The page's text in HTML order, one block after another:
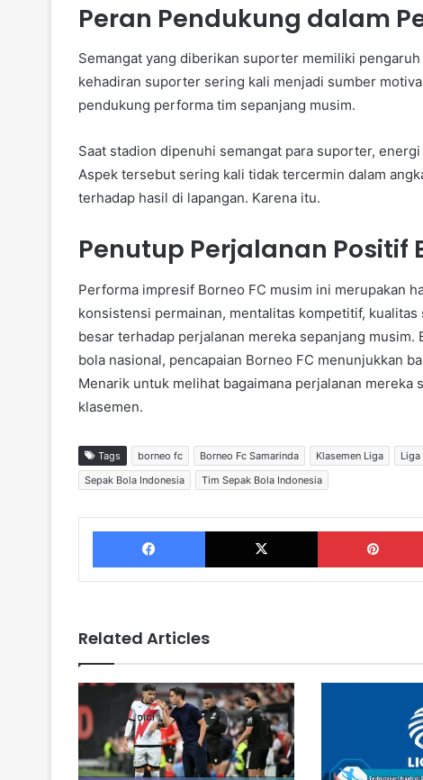
Peran Pendukung dalam
Semangat yang diberikan suporter memiliki
kehadiran suporter sering kali menjadi sumber
pendukung performa tim sepanjang musim.
Saat stadion dipenuhi semangat para suporter,
Aspek tersebut sering kali tidak tercermin dalam
terhadap hasil di lapangan. Karena itu.
Penutup Perjalanan Positif
Performa impresif Borneo FC musim ini merupakan
konsistensi permainan, mentalitas kompetitif,
besar terhadap perjalanan mereka sepanjang
bola nasional, pencapaian Borneo FC menunjukkan
Menarik untuk melihat bagaimana perjalanan
klasemen.
Tags borneo fc Borneo Fc Samarinda Klasemen Liga Liga
Sepak Bola Indonesia
Tim Sepak Bola Indonesia
Facebook X
Related Articles